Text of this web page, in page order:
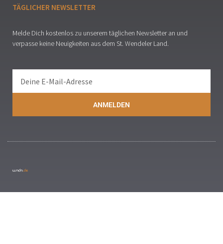
TÄGLICHER NEWSLETTER
Melde Dich kostenlos zu unserem täglichen Newsletter an und
verpasse keine Neuigkeiten aus dem St. Wendeler Land.
ANMELDEN